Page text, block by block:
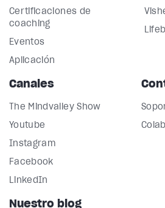
Certificaciones de
coaching
Eventos
Aplicación
Canales
The Mindvalley Show
Youtube
Instagram
Facebook
LinkedIn
Nuestro blog